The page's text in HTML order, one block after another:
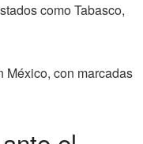
como Tabasco,
México, con marcadas